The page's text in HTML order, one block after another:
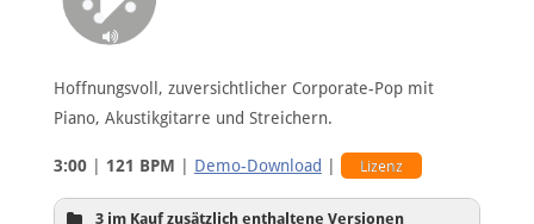
Hoffnungsvoll, zuversichtlicher Corporate-Pop mit
Piano, Akustikgitarre und Streichern.
3:00| 121 BPM | Demo-Download | Lizenz
3 im Kauf zusätzlich enthaltene Versionen